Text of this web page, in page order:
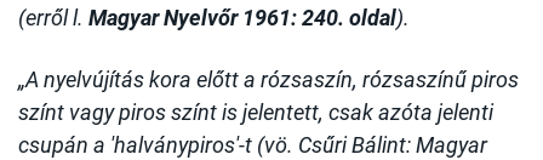
(erről l. Magyar Nyelvőr 1961: 240. oldal).
„A nyelvújítás kora előtt a rózsaszín, rózsaszínű piros
színt vagy piros színt is jelentett, csak azóta jelenti
csupán a 'halványpiros'-t (vö. Csűri Bálint: Magyar